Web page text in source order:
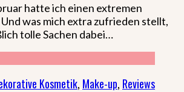
hatte ich einen extremen
was mich extra zufrieden stellt,
tolle Sachen dabei…
Kosmetik, Make-up, Reviews